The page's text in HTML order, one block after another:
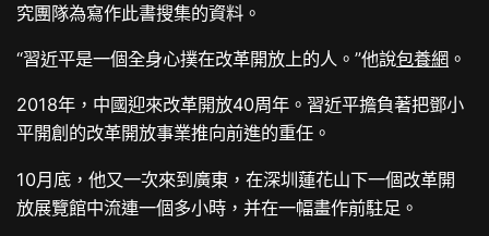
究團隊為寫作此書搜集的資料。
“習近平是一個全身心撲在改革開放上的人。”他說包養網 。
2018年，中國迎來改革開放40周年。習近平擔負著把鄧小
平開創的改革開放事業推向前進的重任。
10月底，他又一次來到廣東，在深圳蓮花山下一個改革開
放展覽館中流連一個多小時，并在一幅畫作前駐足。